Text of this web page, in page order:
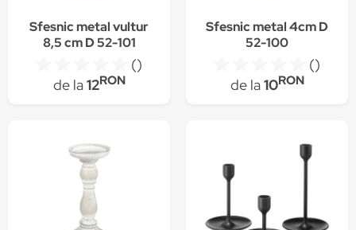
Sfesnic metal vultur
8,5 cm D 52-101
()
de la12RON
Sfesnic metal 4cm D
52-100
()
de la10RON